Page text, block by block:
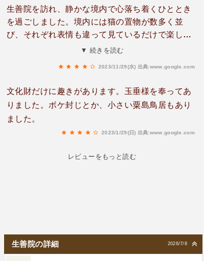
生善院を訪れ、静かな境内で心落ち着くひととき
を過ごしました。境内には猫の置物が数多く並
び、それぞれ表情も違って見ているだけで楽しい
気持ちになりました。やさしい雰囲気に包まれな
印旅となりました。
▼ 続きを読む
2023/11/29(水) 出典:www.google.com
文化財だけに趣きがあります。玉垂様を奉ってあ
りました。ボケ封じとか、小さい粟島鳥居もあり
ました。
2023/1/29(日) 出典:www.google.com
レビューをもっと読む
2026/7/8
生善院の詳細